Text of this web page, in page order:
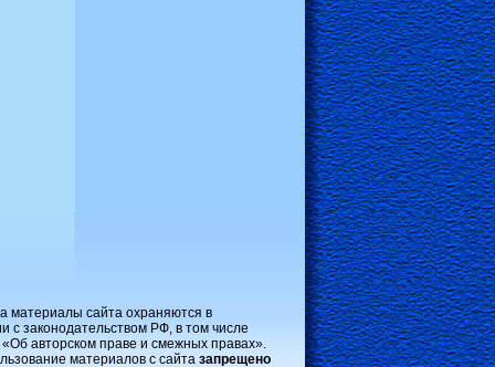
материалы сайта охраняются в
с законодательством РФ, в том числе
авторском праве и смежных правах».
материалов с сайта запрещено